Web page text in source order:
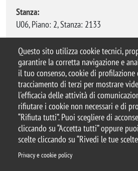
Questo sito utilizza cookie tecnici,
garantire la corretta navigazione e
il tuo consenso, cookie di
tracciamento di terzi per mostrare
l'efficacia delle attività di
rifiutare i cookie non necessari e di
“Rifiuta tutti”. Puoi scegliere di
cliccando su “Accetta tutti” oppure
scelte cliccando su “Rivedi le tue
Privacy e cookie policy
Stanza:
U06, Piano: 2, Stanza: 2133
© 2025 Università
Piazza dell'Ateneo
Casella PEC:
P.I. 12621570154 |